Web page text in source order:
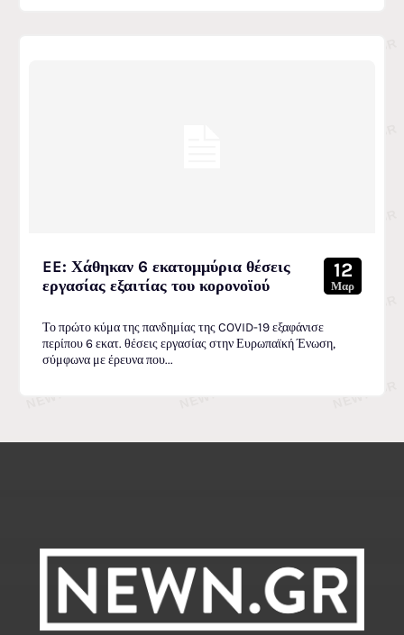
EE: Χάθηκαν 6 εκατομμύρια θέσεις
εργασίας εξαιτίας του κορονοϊού
12
Μαρ
Το πρώτο κύμα της πανδημίας της COVID-19 εξαφάνισε
περίπου 6 εκατ. θέσεις εργασίας στην Ευρωπαϊκή Ένωση,
σύμφωνα με έρευνα που...